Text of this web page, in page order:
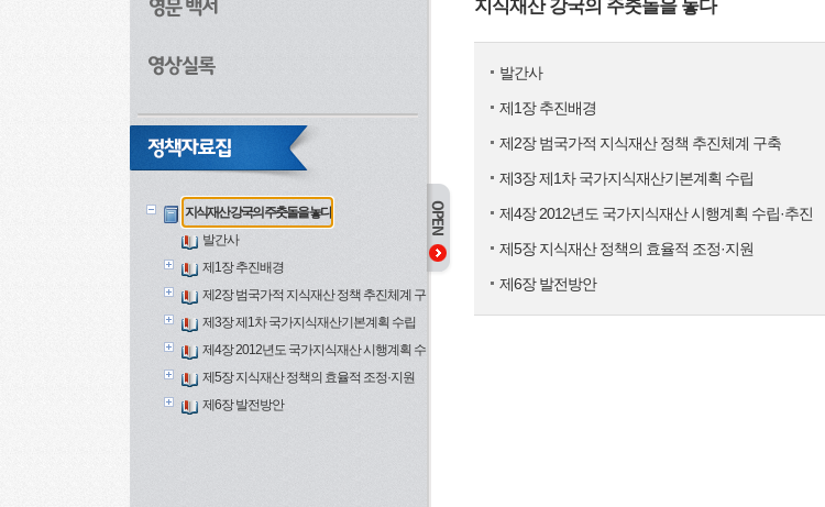
지식재산 강국의 주춧돌을 놓다
발간사
제1장 추진배경
제2장 범국가적 지식재산 정책 추진체계 구축
제3장 제1차 국가지식재산기본계획 수립
제4장 2012년도 국가지식재산 시행계획 수립·추진
제5장 지식재산 정책의 효율적 조정·지원
제6장 발전방안
지식재산 강국의 주춧돌을 놓다
발간사
제1장 추진배경
제2장 범국가적 지식재산 정책 추진체계 구축
제3장 제1차 국가지식재산기본계획 수립
제4장 2012년도 국가지식재산 시행계획 수립·추진
제5장 지식재산 정책의 효율적 조정·지원
제6장 발전방안